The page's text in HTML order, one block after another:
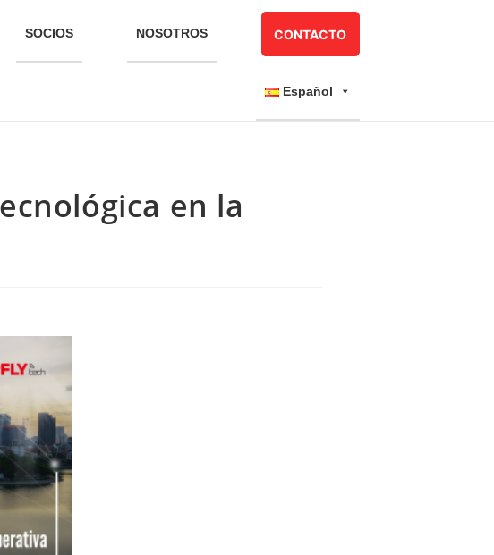
SOCIOS NOSOTROS CONTACTO
Español
en la